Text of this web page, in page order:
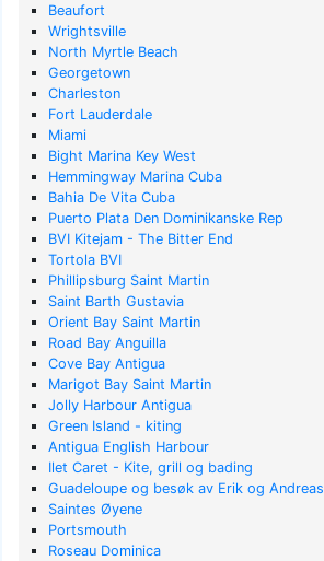
Beaufort
Wrightsville
North Myrtle Beach
Georgetown
Charleston
Fort Lauderdale
Miami
Bight Marina Key West
Hemmingway Marina Cuba
Bahia De Vita Cuba
Puerto Plata Den Dominikanske Rep
BVI Kitejam - The Bitter End
Tortola BVI
Phillipsburg Saint Martin
Saint Barth Gustavia
Orient Bay Saint Martin
Road Bay Anguilla
Cove Bay Antigua
Marigot Bay Saint Martin
Jolly Harbour Antigua
Green Island - kiting
Antigua English Harbour
Ilet Caret - Kite, grill og bading
Guadeloupe og besøk av Erik og Andreas
Saintes Øyene
Portsmouth
Roseau Dominica